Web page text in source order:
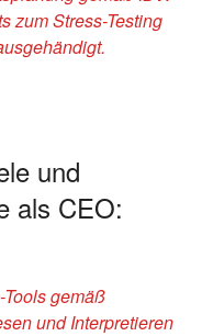
zum Stress-Testing
und
als CEO:
gemäß
und Interpretieren